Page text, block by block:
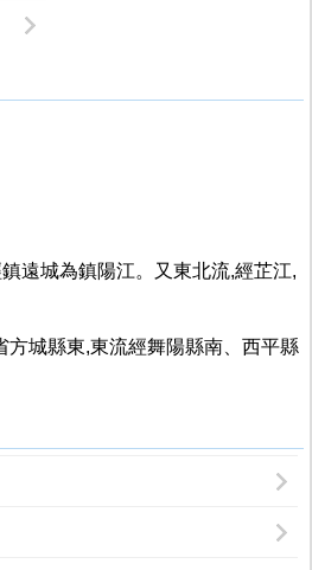
遠城為鎮陽江。又東北流,經芷江,
方城縣東,東流經舞陽縣南、西平縣